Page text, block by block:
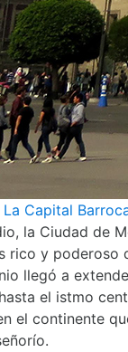
Capital
la Ciudad de
rico y poderoso
llegó a
el istmo
el continente